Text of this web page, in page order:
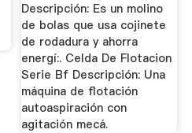
Descripción: Es un molino
de bolas que usa cojinete
de rodadura y ahorra
energí:. Celda De Flotacion
Serie Bf Descripción: Una
máquina de flotación
autoaspiración con
agitación mecá.